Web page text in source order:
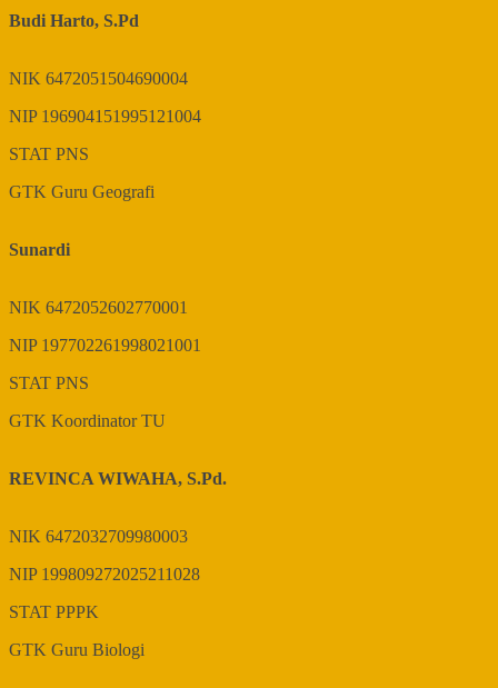
Budi Harto, S.Pd
NIK 6472051504690004
NIP 196904151995121004
STAT PNS
GTK Guru Geografi
Sunardi
NIK 6472052602770001
NIP 197702261998021001
STAT PNS
GTK Koordinator TU
REVINCA WIWAHA, S.Pd.
NIK 6472032709980003
NIP 199809272025211028
STAT PPPK
GTK Guru Biologi